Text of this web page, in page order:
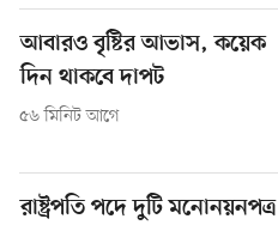
আবারও বৃষ্টির আভাস, কয়েক
দিন থাকবে দাপট
৫৬ মিনিট আগে
রাষ্ট্রপতি পদে দুটি মনোনয়নপত্র